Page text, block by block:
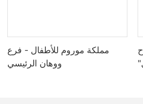
success of the business. From creating
experience. By focusing on creating a
long-term success in the industry.
مملكة موروم للأطفال - فرع
ووهان الرئيسي